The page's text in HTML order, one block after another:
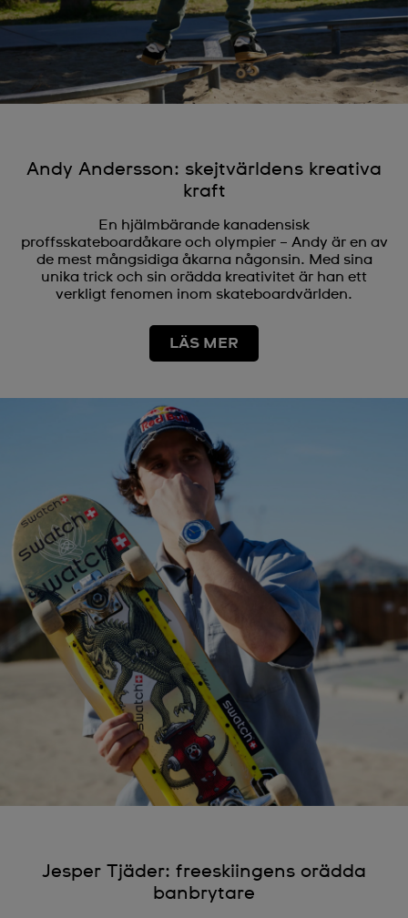
Andy Andersson: skejtvärldens kreativa
kraft
En hjälmbärande kanadensisk
proffsskateboardåkare och olympier – Andy är en av
de mest mångsidiga åkarna någonsin. Med sina
unika trick och sin orädda kreativitet är han ett
verkligt fenomen inom skateboardvärlden.
LÄS MER
Jesper Tjäder: freeskiingens orädda
banbrytare